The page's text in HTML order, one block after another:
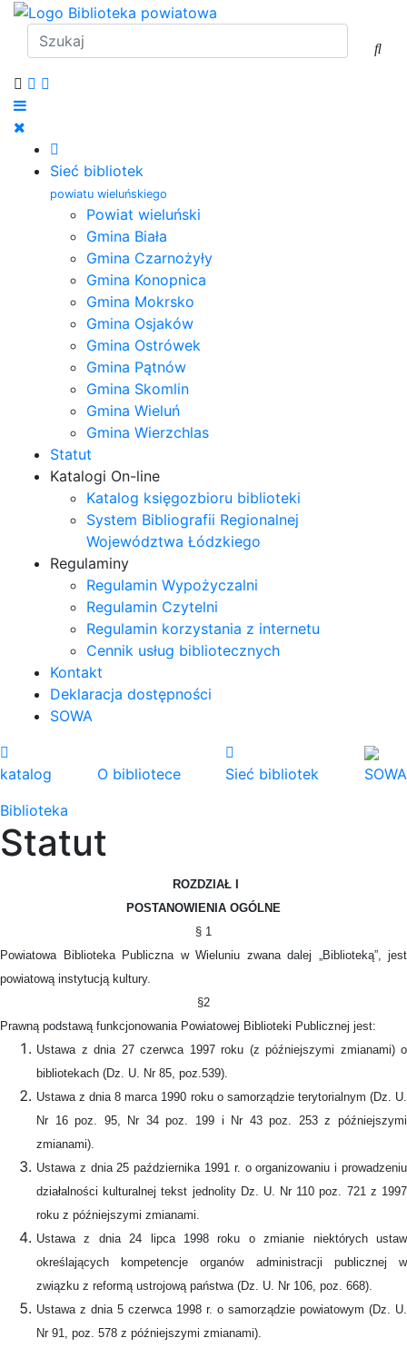
Sieć bibliotek
powiatu wieluńskiego
Powiat wieluński
Gmina Biała
Gmina Czarnożyły
Gmina Konopnica
Gmina Mokrsko
Gmina Osjaków
Gmina Ostrówek
Gmina Pątnów
Gmina Skomlin
Gmina Wieluń
Gmina Wierzchlas
Statut
Katalogi On-line
Katalog księgozbioru biblioteki
System Bibliografii Regionalnej
Województwa Łódzkiego
Regulaminy
Regulamin Wypożyczalni
Regulamin Czytelni
Regulamin korzystania z internetu
Cennik usług bibliotecznych
Kontakt
Deklaracja dostępności
SOWA
katalog O bibliotece Sieć bibliotek
SOWA
Biblioteka
Statut
ROZDZIAŁ I
POSTANOWIENIA OGÓLNE
§ 1
Powiatowa Biblioteka Publiczna w Wieluniu zwana dalej „Biblioteką”, jest
powiatową instytucją kultury.
§2
Prawną podstawą funkcjonowania Powiatowej Biblioteki Publicznej jest:
Ustawa z dnia 27 czerwca 1997 roku (z późniejszymi zmianami) o
bibliotekach (Dz. U. Nr 85, poz.539).
Ustawa z dnia 8 marca 1990 roku o samorządzie terytorialnym (Dz. U.
Nr 16 poz. 95, Nr 34 poz. 199 i Nr 43 poz. 253 z późniejszymi
zmianami).
Ustawa z dnia 25 października 1991 r. o organizowaniu i prowadzeniu
działalności kulturalnej tekst jednolity Dz. U. Nr 110 poz. 721 z 1997
roku z późniejszymi zmianami.
Ustawa z dnia 24 lipca 1998 roku o zmianie niektórych ustaw
określających kompetencje organów administracji publicznej w
związku z reformą ustrojową państwa (Dz. U. Nr 106, poz. 668).
Ustawa z dnia 5 czerwca 1998 r. o samorządzie powiatowym (Dz. U.
Nr 91, poz. 578 z późniejszymi zmianami).